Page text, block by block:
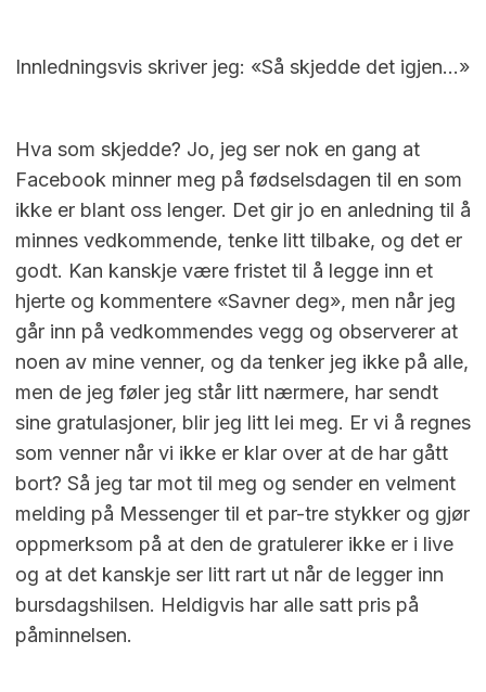
Innledningsvis skriver jeg: «Så skjedde det igjen…»
Hva som skjedde? Jo, jeg ser nok en gang at
Facebook minner meg på fødselsdagen til en som
ikke er blant oss lenger. Det gir jo en anledning til å
minnes vedkommende, tenke litt tilbake, og det er
godt. Kan kanskje være fristet til å legge inn et
hjerte og kommentere «Savner deg», men når jeg
går inn på vedkommendes vegg og observerer at
noen av mine venner, og da tenker jeg ikke på alle,
men de jeg føler jeg står litt nærmere, har sendt
sine gratulasjoner, blir jeg litt lei meg. Er vi å regnes
som venner når vi ikke er klar over at de har gått
bort? Så jeg tar mot til meg og sender en velment
melding på Messenger til et par-tre stykker og gjør
oppmerksom på at den de gratulerer ikke er i live
og at det kanskje ser litt rart ut når de legger inn
bursdagshilsen. Heldigvis har alle satt pris på
påminnelsen.